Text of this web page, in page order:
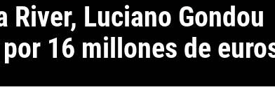
Luciano Gondou
16 millones de